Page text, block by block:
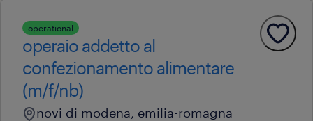
operational
operaio addetto al
confezionamento alimentare
(m/f/nb)
novi di modena, emilia-romagna